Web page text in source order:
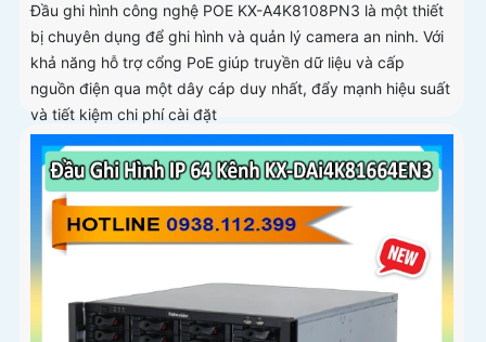
Đầu ghi hình công nghệ POE KX-A4K8108PN3 là một thiết
bị chuyên dụng để ghi hình và quản lý camera an ninh. Với
khả năng hỗ trợ cổng PoE giúp truyền dữ liệu và cấp
nguồn điện qua một dây cáp duy nhất, đẩy mạnh hiệu suất
và tiết kiệm chi phí cài đặt